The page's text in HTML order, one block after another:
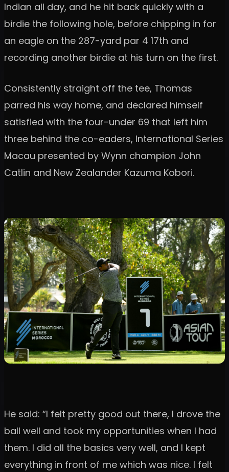
Indian all day, and he hit back quickly with a
birdie the following hole, before chipping in for
an eagle on the 287-yard par 4 17th and
recording another birdie at his turn on the first.
Consistently straight off the tee, Thomas
parred his way home, and declared himself
satisfied with the four-under 69 that left him
three behind the co-eaders, International Series
Macau presented by Wynn champion John
Catlin and New Zealander Kazuma Kobori.
He said: “I felt pretty good out there, I drove the
ball well and took my opportunities when I had
them. I did all the basics very well, and I kept
everything in front of me which was nice. I felt